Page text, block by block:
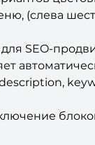
SEO-